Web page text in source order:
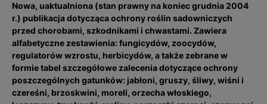
Nowa, uaktualniona (stan prawny na koniec grudnia 2004
r.) publikacja dotycząca ochrony roślin sadowniczych
przed chorobami, szkodnikami i chwastami. Zawiera
alfabetyczne zestawienia: fungicydów, zoocydów,
regulatorów wzrostu, herbicydów, a także zebrane w
formie tabel szczegółowe zalecenia dotyczące ochrony
poszczególnych gatunków: jabłoni, gruszy, śliwy, wiśni i
czereśni, brzoskwini, moreli, orzecha włoskiego,